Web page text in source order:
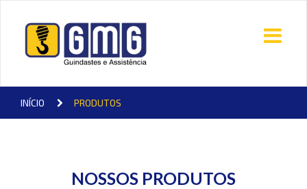
INÍCIO PRODUTOS
NOSSOS PRODUTOS